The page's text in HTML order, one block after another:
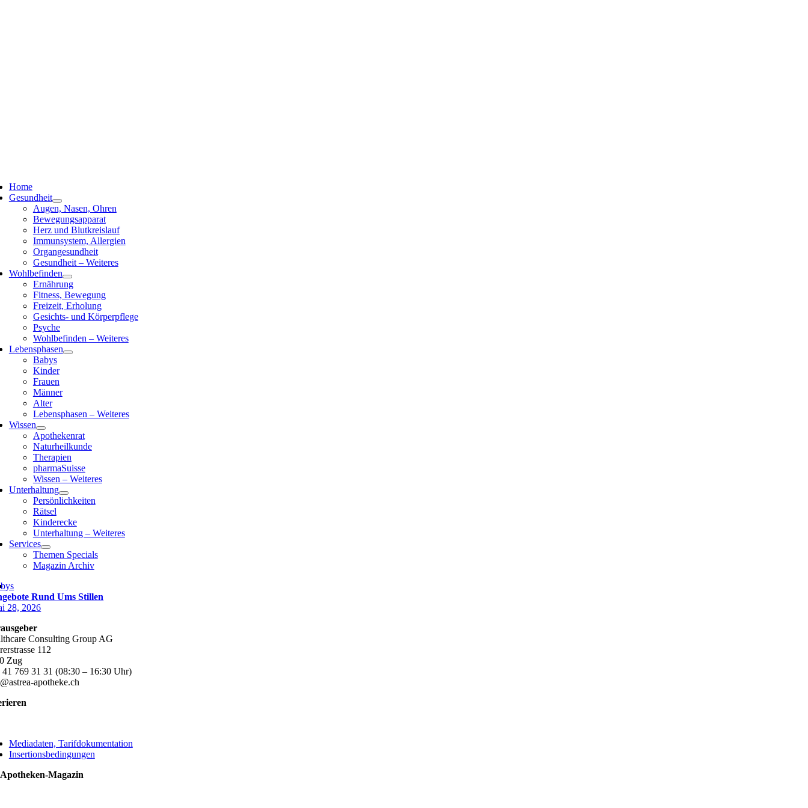
Home
Gesundheit
Augen, Nasen, Ohren
Bewegungsapparat
Herz und Blutkreislauf
Immunsystem, Allergien
Organgesundheit
Gesundheit – Weiteres
Wohlbefinden
Ernährung
Fitness, Bewegung
Freizeit, Erholung
Gesichts- und Körperpflege
Psyche
Wohlbefinden – Weiteres
Lebensphasen
Babys
Kinder
Frauen
Männer
Alter
Lebensphasen – Weiteres
Wissen
Apothekenrat
Naturheilkunde
Therapien
pharmaSuisse
Wissen – Weiteres
Unterhaltung
Persönlichkeiten
Rätsel
Kinderecke
Unterhaltung – Weiteres
Services
Themen Specials
Magazin Archiv
Rund Ums Stillen
28, 2026
Consulting Group AG
112
Zug
41 769 31 31 (08:30 – 16:30 Uhr)
apotheke.ch
Mediadaten, Tarifdokumentation
Insertionsbedingungen
Magazin